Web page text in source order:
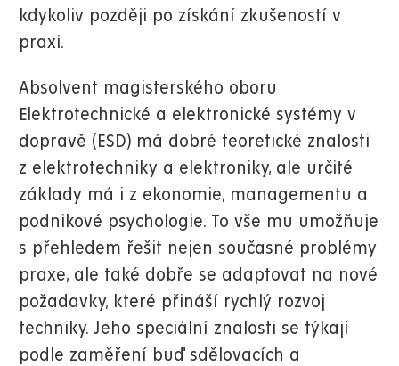
kdykoliv později po získání zkušeností v
praxi.
Absolvent magisterského oboru
Elektrotechnické a elektronické systémy v
dopravě (ESD) má dobré teoretické znalosti
z elektrotechniky a elektroniky, ale určité
základy má i z ekonomie, managementu a
podnikové psychologie. To vše mu umožňuje
s přehledem řešit nejen současné problémy
praxe, ale také dobře se adaptovat na nové
požadavky, které přináší rychlý rozvoj
techniky. Jeho speciální znalosti se týkají
podle zaměření buď sdělovacích a